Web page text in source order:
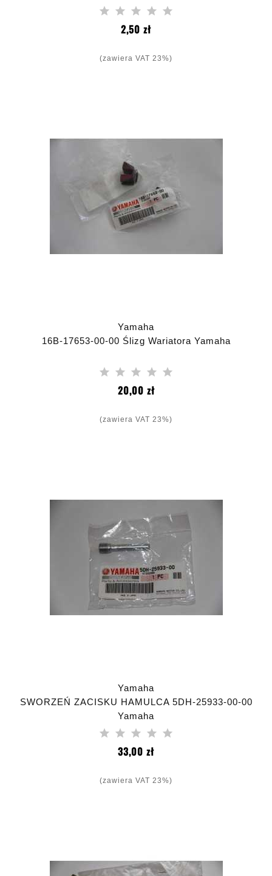
2,50 złCena
(zawiera VAT 23%)
Yamaha
16B-17653-00-00 Ślizg Wariatora Yamaha
20,00 złCena
(zawiera VAT 23%)
Yamaha
SWORZEŃ ZACISKU HAMULCA 5DH-25933-00-00
Yamaha
33,00 złCena
(zawiera VAT 23%)